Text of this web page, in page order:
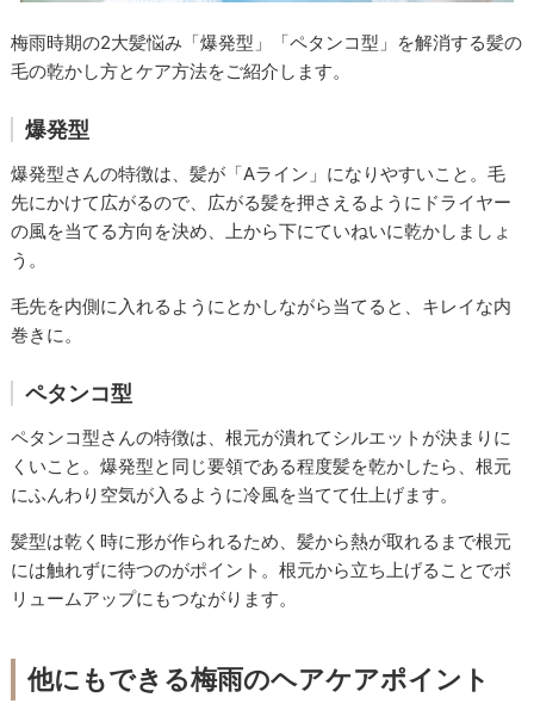
梅雨時期の2大髪悩み「爆発型」「ペタンコ型」を解消する髪の
毛の乾かし方とケア方法をご紹介します。
爆発型
爆発型さんの特徴は、髪が「Aライン」になりやすいこと。毛
先にかけて広がるので、広がる髪を押さえるようにドライヤー
の風を当てる方向を決め、上から下にていねいに乾かしましょ
う。
毛先を内側に入れるようにとかしながら当てると、キレイな内
巻きに。
ペタンコ型
ペタンコ型さんの特徴は、根元が潰れてシルエットが決まりに
くいこと。爆発型と同じ要領である程度髪を乾かしたら、根元
にふんわり空気が入るように冷風を当てて仕上げます。
髪型は乾く時に形が作られるため、髪から熱が取れるまで根元
には触れずに待つのがポイント。根元から立ち上げることでボ
リュームアップにもつながります。
他にもできる梅雨のヘアケアポイント